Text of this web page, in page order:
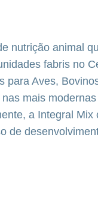
nutrição animal
fabris no
para Aves,
mais
a Integral Mix
de